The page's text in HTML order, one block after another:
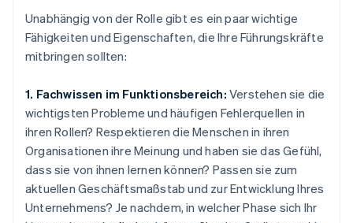
Unabhängig von der Rolle gibt es ein paar wichtige
Fähigkeiten und Eigenschaften, die Ihre Führungskräfte
mitbringen sollten:
1. Fachwissen im Funktionsbereich: Verstehen sie die
wichtigsten Probleme und häufigen Fehlerquellen in
ihren Rollen? Respektieren die Menschen in ihren
Organisationen ihre Meinung und haben sie das Gefühl,
dass sie von ihnen lernen können? Passen sie zum
aktuellen Geschäftsmaßstab und zur Entwicklung Ihres
Unternehmens? Je nachdem, in welcher Phase sich Ihr